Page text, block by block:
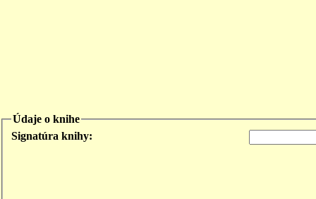
Údaje o knihe
Signatúra knihy: